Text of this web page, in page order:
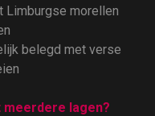
Limburgse morellen
belegd met verse
lagen?